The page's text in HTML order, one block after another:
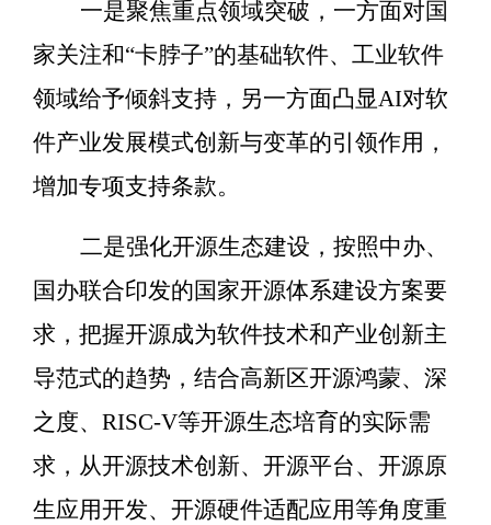
一是聚焦重点领域突破，一方面对国
家关注和“卡脖子”的基础软件、工业软件
领域给予倾斜支持，另一方面凸显AI对软
件产业发展模式创新与变革的引领作用，
增加专项支持条款。
二是强化开源生态建设，按照中办、
国办联合印发的国家开源体系建设方案要
求，把握开源成为软件技术和产业创新主
导范式的趋势，结合高新区开源鸿蒙、深
之度、 RISC-V等开源生态培育的实际需
求，从开源技术创新、开源平台、开源原
生应用开发、开源硬件适配应用等角度重